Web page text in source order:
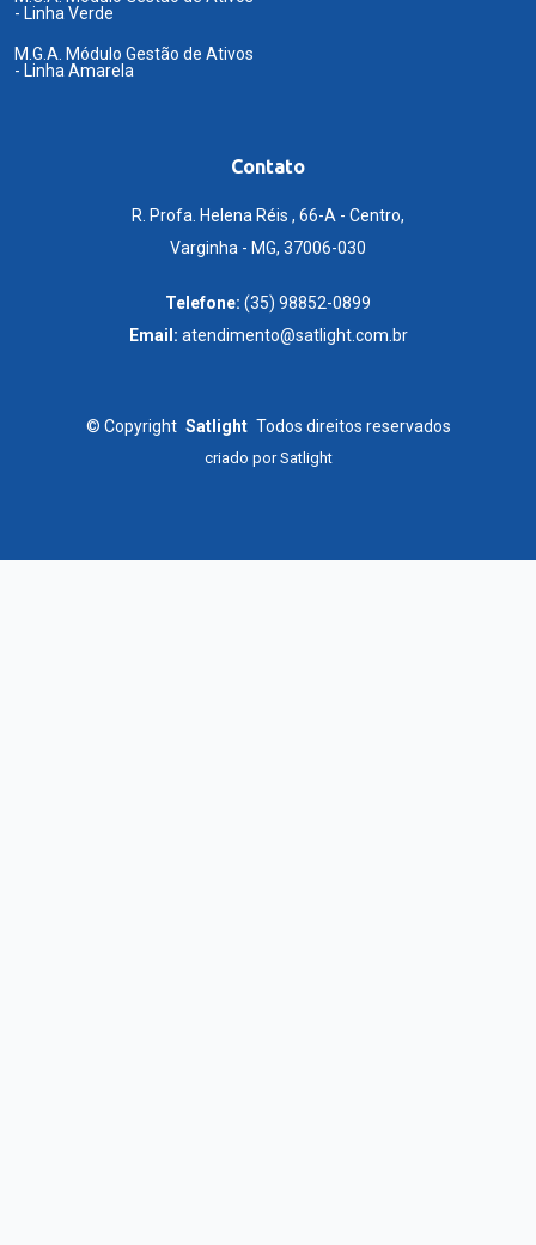
- Linha Verde
M.G.A. Módulo Gestão de Ativos
- Linha Amarela
Contato
R. Profa. Helena Réis , 66-A - Centro,
Varginha - MG, 37006-030
Telefone: (35) 98852-0899
Email: atendimento@satlight.com.br
© Copyright Satlight Todos direitos reservados
criado porSatlight